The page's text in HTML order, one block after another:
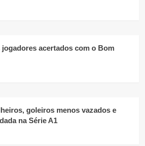
acertados com o Bom
goleiros menos vazados e
na Série A1